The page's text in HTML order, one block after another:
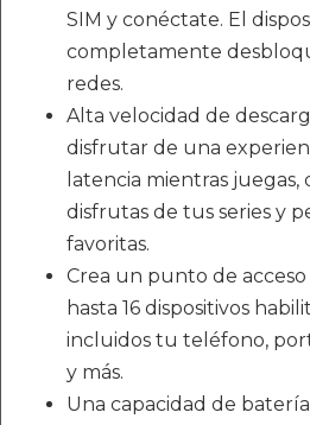
SIM y conéctate. El
completamente
redes.
Alta velocidad de
disfrutar de una
latencia mientras juegas,
disfrutas de tus series y
favoritas.
Crea un punto de
hasta 16 dispositivos
incluidos tu teléfono,
y más.
Una capacidad de